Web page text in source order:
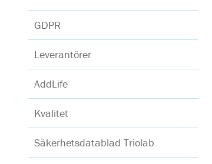
GDPR
Leverantörer
AddLife
Kvalitet
Säkerhetsdatablad Triolab